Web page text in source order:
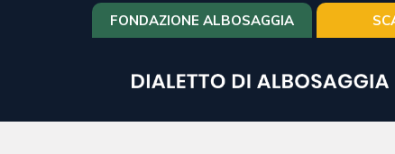
FONDAZIONE ALBOSAGGIA